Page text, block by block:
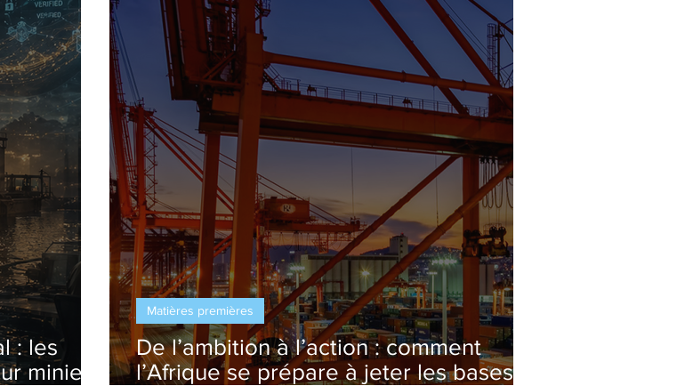
: les
minier
De l’ambition à l’action : comment
l’Afrique se prépare à jeter les bases
Matières premières